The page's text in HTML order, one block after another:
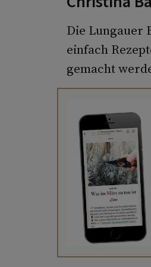
Die Lungauer
einfach
gemacht